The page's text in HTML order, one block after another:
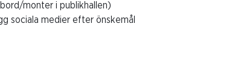
monter i publikhallen)
sociala medier efter önskemål